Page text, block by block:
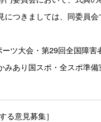
つきましては、同委員会
ツ大会・第29回全国障害
みあり国スポ・全スポ準備
る意見募集］